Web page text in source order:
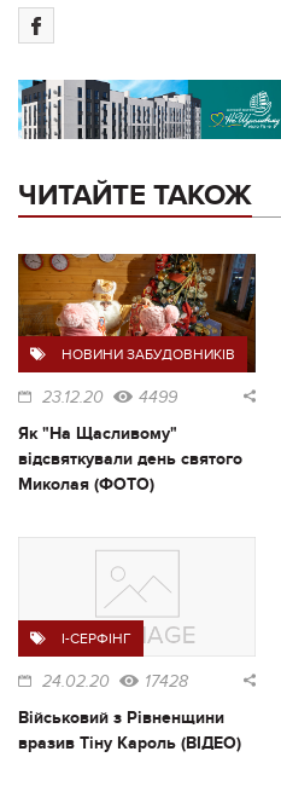
ЧИТАЙТЕ ТАКОЖ
НОВИНИ ЗАБУДОВНИКІВ
23.12.20 4499
Як "На Щасливому"
відсвяткували день святого
Миколая (ФОТО)
I-СЕРФІНГ
24.02.20 17428
Військовий з Рівненщини
вразив Тіну Кароль (ВІДЕО)